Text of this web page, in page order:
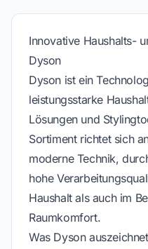
Innovative Haushalts-
Dyson
Dyson ist ein
leistungsstarke
Lösungen und
Sortiment richtet sich
moderne Technik,
hohe
Haushalt als auch im
Raumkomfort.
Was Dyson auszeichnet